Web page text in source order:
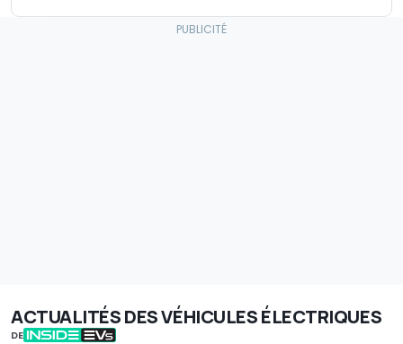
ACTUALITÉS DES VÉHICULES ÉLECTRIQUES
DE